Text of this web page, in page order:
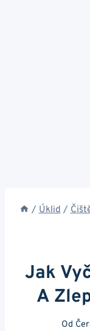
/ Úklid /
Jak
A
Od